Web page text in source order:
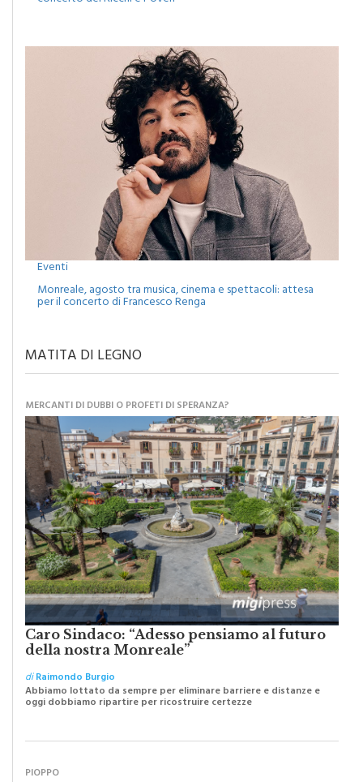
Monreale, agosto tra musica, cinema e spettacoli: attesa
per il concerto di Francesco Renga
Caro Sindaco: “Adesso pensiamo al futuro
della nostra Monreale”
diRaimondo Burgio
Abbiamo lottato da sempre per eliminare barriere e distanze e
oggi dobbiamo ripartire per ricostruire certezze